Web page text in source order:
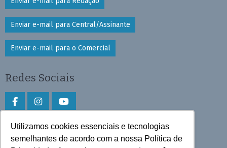
Utilizamos cookies essenciais e tecnologias
semelhantes de acordo com a nossa Política de
Enviar e-mail para Central/Assinante
Enviar e-mail para o Comercial
Redes Sociais
Faça download do aplicativo